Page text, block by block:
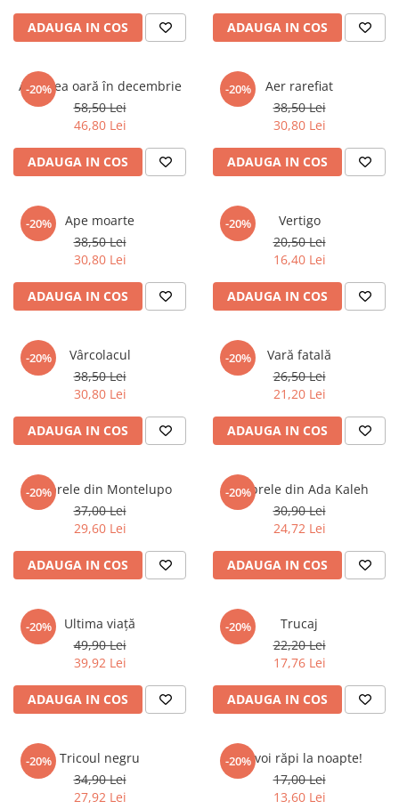
ADAUGA IN COS ADAUGA IN COS
-20%
A cincea oară în decembrie
58,50 Lei
46,80 Lei
ADAUGA IN COS
-20%
Aer rarefiat
38,50 Lei
30,80 Lei
ADAUGA IN COS
-20%
Ape moarte
38,50 Lei
30,80 Lei
ADAUGA IN COS
-20%
Vertigo
20,50 Lei
16,40 Lei
ADAUGA IN COS
-20%
Vârcolacul
38,50 Lei
30,80 Lei
ADAUGA IN COS
-20%
Vară fatală
26,50 Lei
21,20 Lei
ADAUGA IN COS
-20%
Umbrele din Montelupo
37,00 Lei
29,60 Lei
ADAUGA IN COS
-20%
Umbrele din Ada Kaleh
30,90 Lei
24,72 Lei
ADAUGA IN COS
-20%
Ultima viață
49,90 Lei
39,92 Lei
ADAUGA IN COS
-20%
Trucaj
22,20 Lei
17,76 Lei
ADAUGA IN COS
-20% Tricoul negru
34,90 Lei
27,92 Lei
-20%Te voi răpi la noapte!
17,00 Lei
13,60 Lei